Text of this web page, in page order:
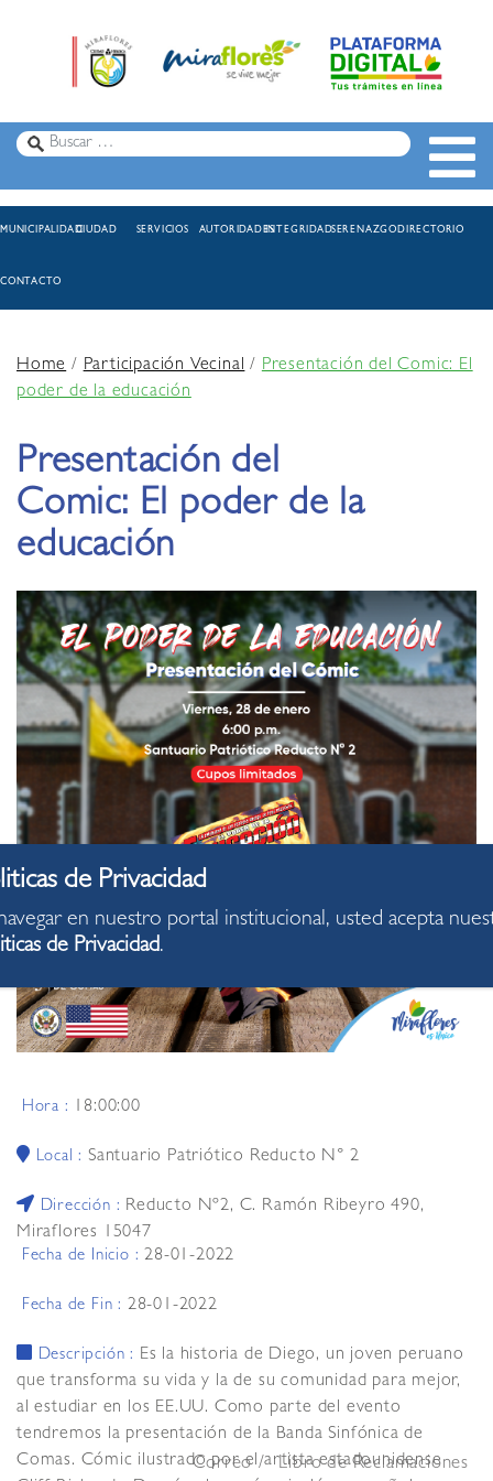
MUNICIPALIDADCIUDAD SERVICIOS AUTORIDADESINTEGRIDADSERENAZGODIRECTORIO
CONTACTO
Home/Participación Vecinal/Presentación del Comic: El
poder de la educación
Presentación del
Comic: El poder de la
educación
Hora : 18:00:00
Local :Santuario Patriótico Reducto N° 2
Dirección : Reducto Nº2, C. Ramón Ribeyro 490,
Miraflores 15047
Fecha de Inicio : 28-01-2022
Fecha de Fin : 28-01-2022
Descripción : Es la historia de Diego, un joven peruano
que transforma su vida y la de su comunidad para mejor,
al estudiar en los EE.UU. Como parte del evento
tendremos la presentación de la Banda Sinfónica de
Comas. Cómic ilustrado por el artista estadounidense
Correo Libro de Reclamaciones
en nuestro portal institucional, usted acepta
de Privacidad.